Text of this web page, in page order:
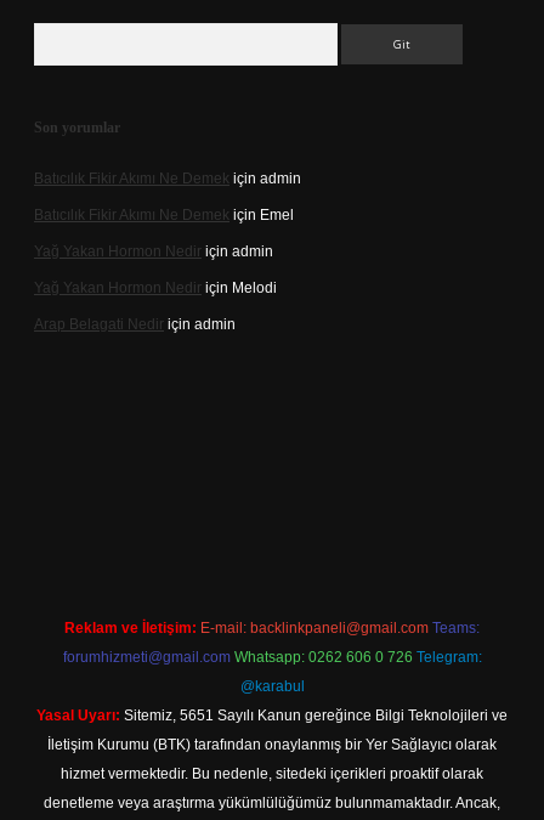
Son yorumlar
Batıcılık Fikir Akımı Ne Demek için admin
Batıcılık Fikir Akımı Ne Demek için Emel
Yağ Yakan Hormon Nedir için admin
Yağ Yakan Hormon Nedir için Melodi
Arap Belagati Nedir için admin
Reklam ve İletişim: E-mail: backlinkpaneli@gmail.com Teams:
forumhizmeti@gmail.com Whatsapp: 0262 606 0 726 Telegram:
@karabul
Yasal Uyarı: Sitemiz, 5651 Sayılı Kanun gereğince Bilgi Teknolojileri ve
İletişim Kurumu (BTK) tarafından onaylanmış bir Yer Sağlayıcı olarak
hizmet vermektedir. Bu nedenle, sitedeki içerikleri proaktif olarak
denetleme veya araştırma yükümlülüğümüz bulunmamaktadır. Ancak,